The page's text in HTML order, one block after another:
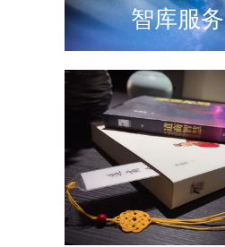
智库服务